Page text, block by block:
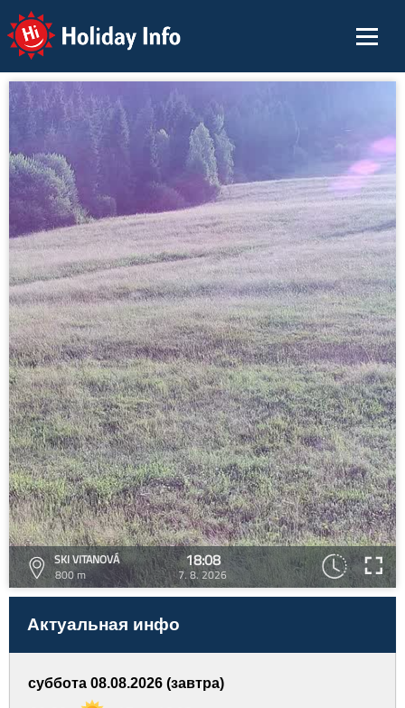
Holiday Info
SKI VITANOVÁ
800 m
18:08
7. 8. 2026
Актуальная инфо
суббота 08.08.2026 (завтра)